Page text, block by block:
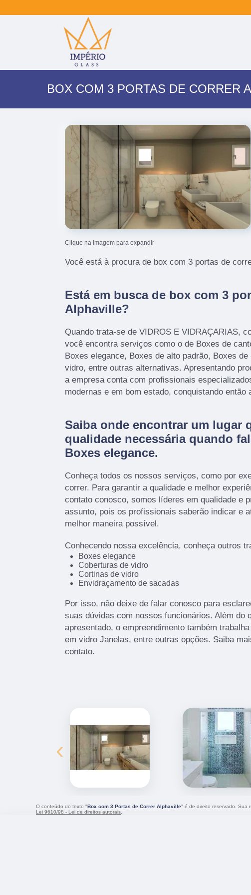
BOX COM 3 PORTAS DE CORRER
Clique na imagem para expandir
Você está à procura de box com 3 portas de
Está em busca de box com 3
Alphaville?
Quando trata-se de VIDROS E VIDRAÇARIAS,
você encontra serviços como o de Boxes de
Boxes elegance, Boxes de alto padrão, Boxes
vidro, entre outras alternativas. Apresentando
a empresa conta com profissionais
modernas e em bom estado, conquistando então
Saiba onde encontrar um lugar
qualidade necessária quando
Boxes elegance.
Conheça todos os nossos serviços, como por
correr. Para garantir a qualidade e melhor
contato conosco, somos líderes em qualidade e
assunto, pois os profissionais saberão indicar e
melhor maneira possível.
Conhecendo nossa excelência, conheça outros
Boxes elegance
Coberturas de vidro
Cortinas de vidro
Envidraçamento de sacadas
Por isso, não deixe de falar conosco para
suas dúvidas com nossos funcionários. Além do
apresentado, o empreendimento também
em vidro Janelas, entre outras opções. Saiba
contato.
‹
O conteúdo do texto "Box com 3 Portas de Correr Alphaville" é de direito reservado. Sua
Lei 9610/98 - Lei de direitos autorais